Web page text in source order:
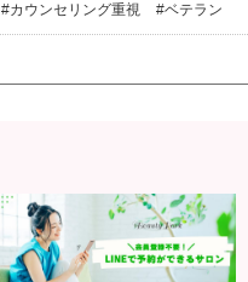
#カウンセリング重視 #ベテラン